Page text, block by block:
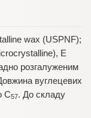
wax (USPNF);
Е
розгалуженим
вуглецевих
С57. До складу